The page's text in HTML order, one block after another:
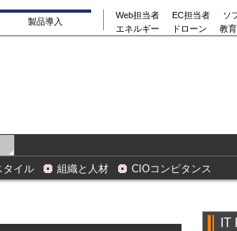
製品導入
Web担当者 EC担当者
ソ
エネルギー
ドローン 教
タイル 組織と人材 CIOコンピタンス
IT